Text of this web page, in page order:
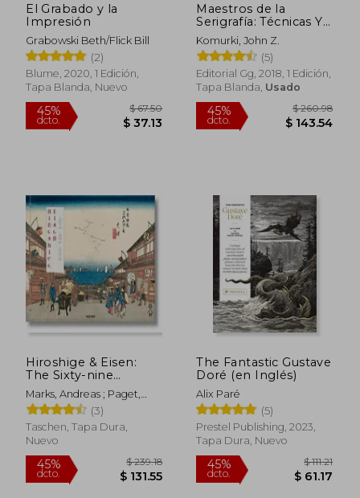
El Grabado y la
Impresión
Grabowski Beth/Flick Bill
(2)
Blume, 2020, 1 Edición,
Tapa Blanda, Nuevo
45%
dcto.
$ 67.50
$ 37.13
Rápido
Maestros de la
Serigrafía: Técnicas Y
Secretos de Los
Mejores Artistas
Internacionales de la
Impresión Serigráfica
Komurki, John Z.
(5)
Editorial Gg, 2018, 1 Edición,
Tapa Blanda, Usado
45%
dcto.
Hiroshige & Eisen:
The Sixty-nine
Stations Along the
Kisokaido (Xl) (en
Inglés)
Marks, Andreas ; Paget,
Rhiannon
(3)
Taschen, Tapa Dura,
Nuevo
The Fantastic Gustave
Doré (en Inglés)
Alix Paré
(5)
Prestel Publishing, 2023,
Tapa Dura, Nuevo